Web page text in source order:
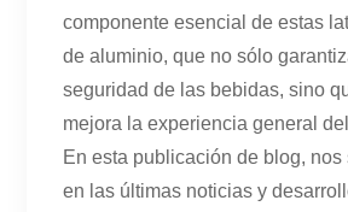
componente esencial de estas
de aluminio, que no sólo
seguridad de las bebidas, sino
mejora la experiencia general
En esta publicación de blog, nos
en las últimas noticias y